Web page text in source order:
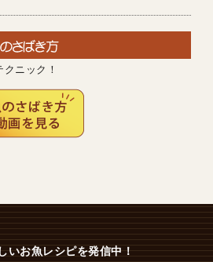
ニック！
いお魚レシピを発信中！